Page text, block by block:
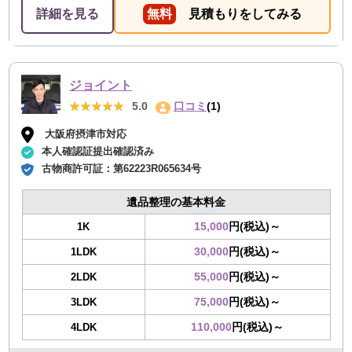
た。作業の質も人柄も良く、安心して任せられる業者さ
んだと感じました。また機会があったら是非利用させて
いただきます。
詳細を見る 無料 見積もりをしてみる
ジョイント
★★★★★
★★★★★ 5.0 口コミ(1)
大阪府摂津市対応
本人確認証提出確認済み
古物商許可証：第62223R065634号
遺品整理の基本料金
1K 15,000円(税込)～
1LDK 30,000円(税込)～
2LDK 55,000円(税込)～
3LDK 75,000円(税込)～
4LDK 110,000円(税込)～